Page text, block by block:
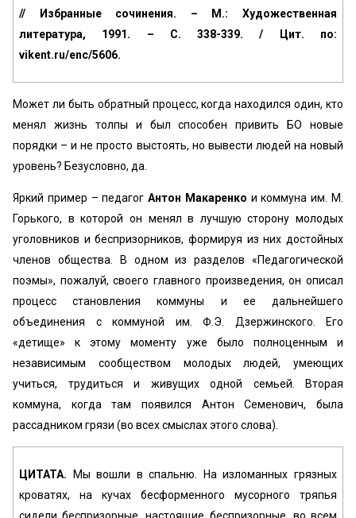
// Избранные сочинения. – М.: Художественная
литература, 1991. – С. 338-339. / Цит. по:
vikent.ru/enc/5606.
Может ли быть обратный процесс, когда находился один, кто
менял жизнь толпы и был способен привить БО новые
порядки – и не просто выстоять, но вывести людей на новый
уровень? Безусловно, да.
Яркий пример – педагогАнтон Макаренко и коммуна им. М.
Горького, в которой он менял в лучшую сторону молодых
уголовников и беспризорников, формируя из них достойных
членов общества. В одном из разделов «Педагогической
поэмы», пожалуй, своего главного произведения, он описал
процесс становления коммуны и ее дальнейшего
объединения с коммуной им. Ф.Э. Дзержинского. Его
«детище» к этому моменту уже было полноценным и
независимым сообществом молодых людей, умеющих
учиться, трудиться и живущих одной семьей. Вторая
коммуна, когда там появился Антон Семенович, была
рассадником грязи (во всех смыслах этого слова).
ЦИТАТА.
Мы вошли в спальню. На изломанных грязных
кроватях, на кучах бесформенного мусорного тряпья
сидели беспризорные, настоящие беспризорные, во всем